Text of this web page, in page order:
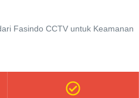
Fasindo CCTV untuk Keamanan